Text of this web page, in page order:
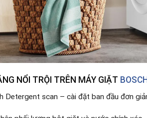
NỔI TRỘI TRÊN MÁY GIẶT
Detergent scan – cài đặt ban đầu đơn